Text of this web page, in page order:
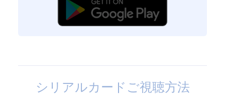
シリアルカードご視聴方法